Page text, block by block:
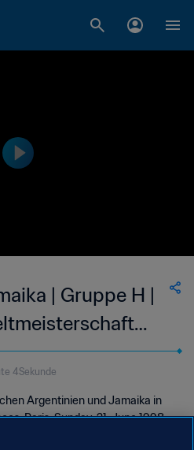
| Gruppe H |
| Spiel in voller
4Sekunde
Argentinien und Jamaika in
Paris, Sunday, 21. June 1998.